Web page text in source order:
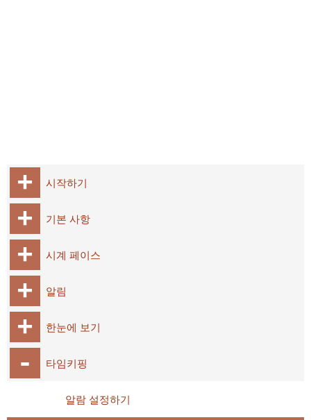
시작하기
기본 사항
시계 페이스
알림
한눈에 보기
타임키핑
알람 설정하기